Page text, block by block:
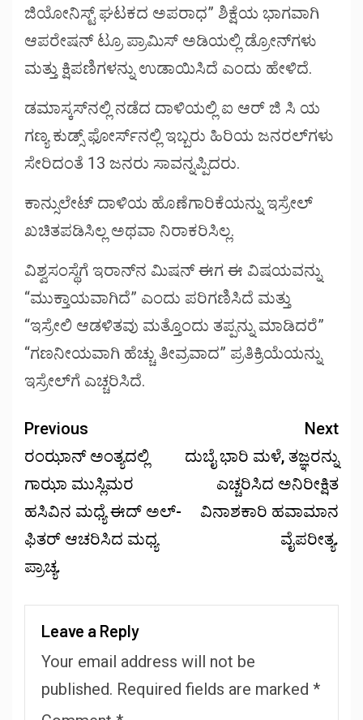
ಜಿಯೋನಿಸ್ಟ್ ಘಟಕದ ಅಪರಾಧ” ಶಿಕ್ಷೆಯ ಭಾಗವಾಗಿ
ಆಪರೇಷನ್ ಟ್ರೂ ಪ್ರಾಮಿಸ್ ಅಡಿಯಲ್ಲಿ ಡ್ರೋನ್‌ಗಳು
ಮತ್ತು ಕ್ಷಿಪಣಿಗಳನ್ನು ಉಡಾಯಿಸಿದೆ ಎಂದು ಹೇಳಿದೆ.
ಡಮಾಸ್ಕಸ್‌ನಲ್ಲಿ ನಡೆದ ದಾಳಿಯಲ್ಲಿ ಐ ಆರ್ ಜಿ ಸಿ ಯ
ಗಣ್ಯ ಕುಡ್ಸ್ ಫೋರ್ಸ್‌ನಲ್ಲಿ ಇಬ್ಬರು ಹಿರಿಯ ಜನರಲ್‌ಗಳು
ಸೇರಿದಂತೆ 13 ಜನರು ಸಾವನ್ನಪ್ಪಿದರು.
ಕಾನ್ಸುಲೇಟ್ ದಾಳಿಯ ಹೊಣೆಗಾರಿಕೆಯನ್ನು ಇಸ್ರೇಲ್
ಖಚಿತಪಡಿಸಿಲ್ಲ ಅಥವಾ ನಿರಾಕರಿಸಿಲ್ಲ.
ವಿಶ್ವಸಂಸ್ಥೆಗೆ ಇರಾನ್‌ನ ಮಿಷನ್ ಈಗ ಈ ವಿಷಯವನ್ನು
“ಮುಕ್ತಾಯವಾಗಿದೆ” ಎಂದು ಪರಿಗಣಿಸಿದೆ ಮತ್ತು
“ಇಸ್ರೇಲಿ ಆಡಳಿತವು ಮತ್ತೊಂದು ತಪ್ಪನ್ನು ಮಾಡಿದರೆ”
“ಗಣನೀಯವಾಗಿ ಹೆಚ್ಚು ತೀವ್ರವಾದ” ಪ್ರತಿಕ್ರಿಯೆಯನ್ನು
ಇಸ್ರೇಲ್‌ಗೆ ಎಚ್ಚರಿಸಿದೆ.
Previous
ರಂಝಾನ್ ಅಂತ್ಯದಲ್ಲಿ
ಗಾಝಾ ಮುಸ್ಲಿಮರ
ಹಸಿವಿನ ಮಧ್ಯೆ ಈದ್ ಅಲ್-
ಫಿತರ್ ಆಚರಿಸಿದ ಮಧ್ಯ
ಪ್ರಾಚ್ಯ.
Next
ದುಬೈ ಭಾರಿ ಮಳೆ, ತಜ್ಞರನ್ನು
ಎಚ್ಚರಿಸಿದ ಅನಿರೀಕ್ಷಿತ
ವಿನಾಶಕಾರಿ ಹವಾಮಾನ
ವೈಪರೀತ್ಯ.
Leave a Reply
Your email address will not be
published. Required fields are marked *